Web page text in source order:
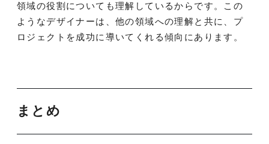
領域の役割についても理解しているからです。この
ようなデザイナーは、他の領域への理解と共に、プ
ロジェクトを成功に導いてくれる傾向にあります。
まとめ